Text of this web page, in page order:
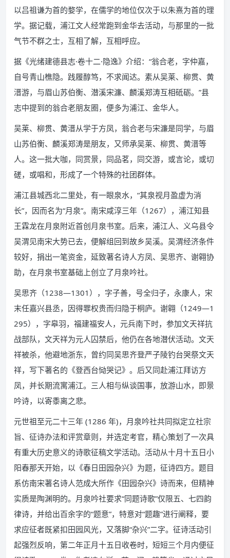
以吕祖谦为首的婺学，在儒学的地位仅次于以朱熹为首的理
学。据记载，浦江文人经常跑到金华去活动，与那里的一批
气节不群之士，互相了解，互相呼应。
据《光绪建德县志·卷十二·隐逸》介绍：“翁合老，字仲嘉，
自号青山樵隐。践履醇笃，不求闻达。素从吴莱、柳贯、黄
溍游，与眉山苏伯衡、潜溪宋濂、麟溪郑涛互相砥砺。”县
志中提到的翁合老朋友圈，便多为浦江、金华人。
吴莱、柳贯、黄溍从学于方凤，翁合老与宋濂是同学，与眉
山苏伯衡、麟溪郑涛是朋友，又师承吴莱、柳贯、黄溍等
人。这一批大咖，同赏景，同品茗，同交游，或言论，或切
磋，或唱和，形成了一个特殊的社团群体。
浦江县城西北二里处，有一眼泉水，“其泉视月盈虚为消
长”，因而名为“月泉”。南宋咸淳三年（1267），浦江知县
王霖龙在月泉附近首创月泉书室。后来，浦江人、义乌县令
吴渭见南宋大势已去，便解组回到故乡吴溪。吴渭经济条件
较好，捐出一笔资金，延致著名诗人方凤、吴思齐、谢翱协
助，在月泉书室基础上创立了月泉吟社。
吴思齐（1238—1301），字子善，号全归子，永康人，宋
末任嘉兴县丞，因得罪权贵而归隐于桐庐。谢翱（1249—1
295），字皋羽，福建福安人，元兵南下时，参加文天祥抗
战部队，文天祥为元人囚禁后，他仍在各地潜伏活动。文天
祥被杀，他避地浙东，曾约同吴思齐登严子陵钓台哭祭文天
祥，写下著名的《登西台恸哭记》。后又同赴浦江拜访方
凤，并长期流寓浦江。三人相与纵谈国事，放游山水，即景
吟诗，以寄黍离之悲。
元世祖至元二十三年 (1286 年)，月泉吟社共同拟定立社宗
旨、征诗办法和评赏章则，并选定考官，精心策划了一次具
有重大历史意义的诗歌征稿文学活动。活动从十月十五日小
阳春那天开始，以《春日田园杂兴》为题，征诗四方。题目
系仿南宋著名诗人范成大所作《田园杂兴》诗而来，但精神
实质是陶渊明的。月泉吟社要求“同题诗歌”仅限五、七四韵
律诗，并给出百余字的“题意”，特意对“题趣”进行阐释，要
求应征者既紧扣田园风光，又落脚“杂兴”二字。征诗活动引
起强烈反响，第二年正月十五日收卷时，短短三个月内便征